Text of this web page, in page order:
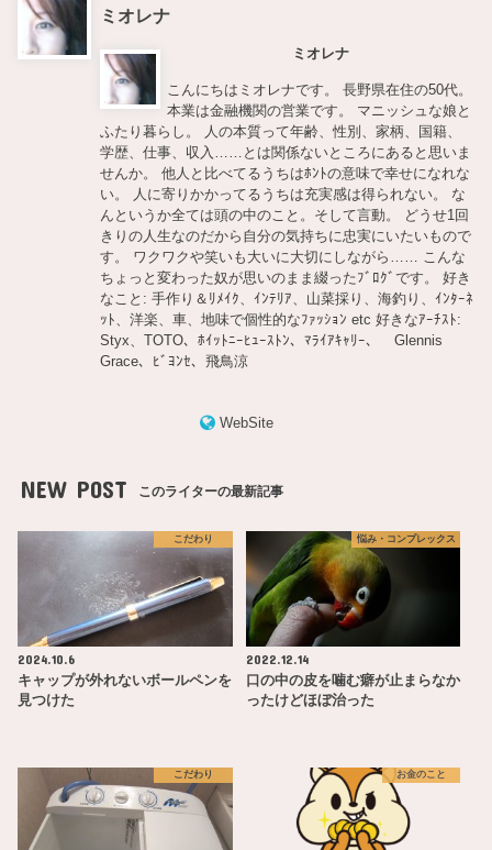
ミオレナ
ミオレナ
こんにちはミオレナです。 長野県在住の50代。
本業は金融機関の営業です。 マニッシュな娘と
ふたり暮らし。 人の本質って年齢、性別、家柄、国籍、
学歴、仕事、収入……とは関係ないところにあると思いま
せんか。 他人と比べてるうちはﾎﾝﾄの意味で幸せになれな
い。 人に寄りかかってるうちは充実感は得られない。 な
んというか全ては頭の中のこと。そして言動。 どうせ1回
きりの人生なのだから自分の気持ちに忠実にいたいもので
す。 ワクワクや笑いも大いに大切にしながら…… こんな
ちょっと変わった奴が思いのまま綴ったﾌﾞﾛｸﾞです。 好き
なこと: 手作り＆ﾘﾒｲｸ、ｲﾝﾃﾘｱ、山菜採り、海釣り、ｲﾝﾀｰﾈ
ｯﾄ、洋楽、車、地味で個性的なﾌｧｯｼｮﾝ etc 好きなｱｰﾁｽﾄ:
Styx、TOTO、ﾎｲｯﾄﾆｰﾋｭｰｽﾄﾝ、ﾏﾗｲｱｷｬﾘｰ、 Glennis
Grace、ﾋﾞﾖﾝｾ、飛鳥涼
WebSite
NEW POST このライターの最新記事
こだわり
2024.10.6
キャップが外れないボールペンを
見つけた
悩み・コンプレックス
2022.12.14
口の中の皮を噛む癖が止まらなか
ったけどほぼ治った
こだわり お金のこと